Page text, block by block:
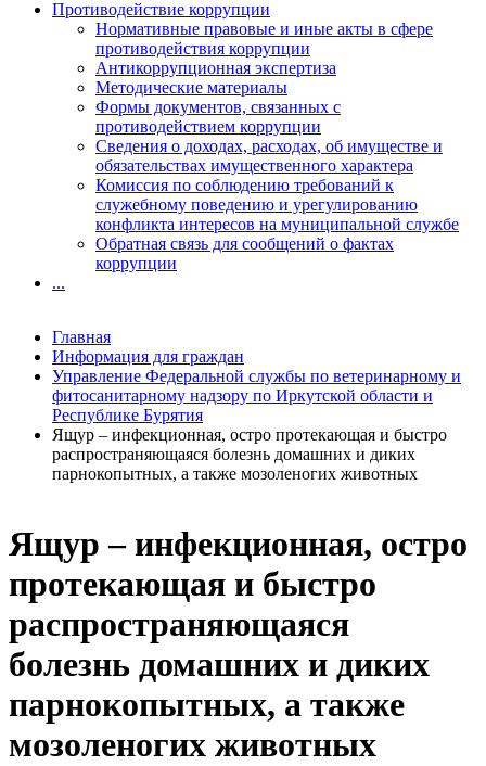
Ящур – инфекционная, остро
протекающая и быстро
распространяющаяся
болезнь домашних и диких
парнокопытных, а также
мозоленогих животных
Противодействие коррупции
Нормативные правовые и иные акты в сфере
противодействия коррупции
Антикоррупционная экспертиза
Методические материалы
Формы документов, связанных с
противодействием коррупции
Сведения о доходах, расходах, об имуществе и
обязательствах имущественного характера
Комиссия по соблюдению требований к
служебному поведению и урегулированию
конфликта интересов на муниципальной службе
Обратная связь для сообщений о фактах
коррупции
...
Главная
Информация для граждан
Управление Федеральной службы по ветеринарному и
фитосанитарному надзору по Иркутской области и
Республике Бурятия
Ящур – инфекционная, остро протекающая и быстро
распространяющаяся болезнь домашних и диких
парнокопытных, а также мозоленогих животных